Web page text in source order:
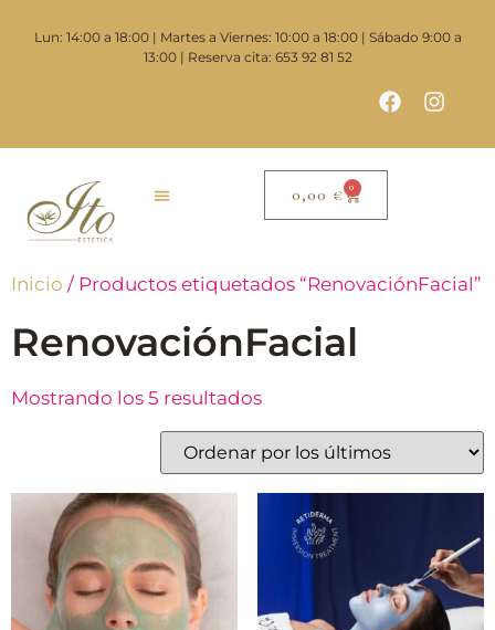
Lun: 14:00 a 18:00 | Martes a Viernes: 10:00 a 18:00 | Sábado 9:00 a
13:00 | Reserva cita: 653 92 81 52
0,00 € 0
Inicio / Productos etiquetados “RenovaciónFacial”
RenovaciónFacial
Mostrando los 5 resultados